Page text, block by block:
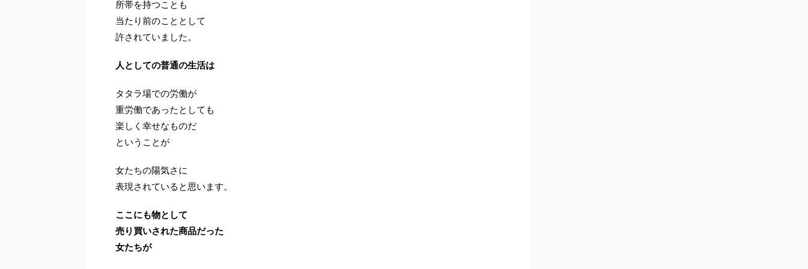
所帯を持つことも
当たり前のこととして
許されていました。
人としての普通の生活は
タタラ場での労働が
重労働であったとしても
楽しく幸せなものだ
ということが
女たちの陽気さに
表現されていると思います。
ここにも物として
売り買いされた商品だった
女たちが